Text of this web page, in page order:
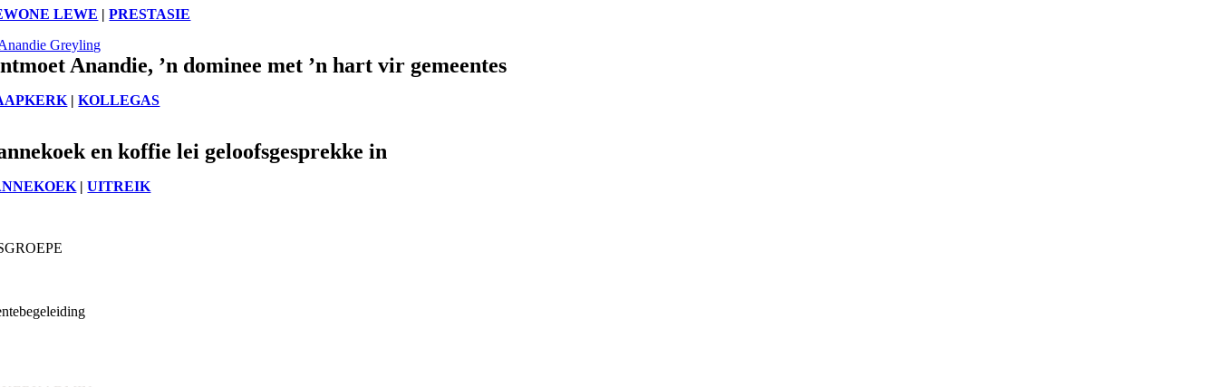
LEWE |PRESTASIE
Anandie, ’n dominee met ’n hart vir gemeentes
|KOLLEGAS
en koffie lei geloofsgesprekke in
|UITREIK